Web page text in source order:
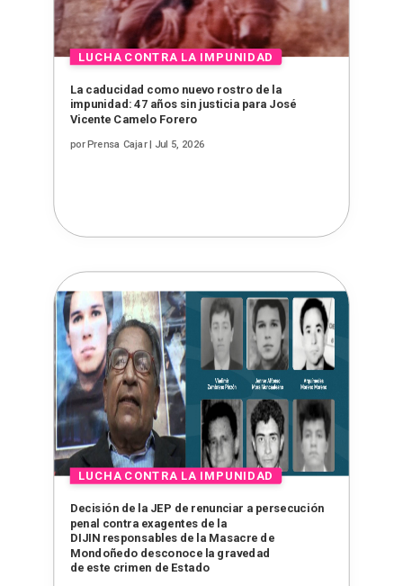
La caducidad como nuevo rostro de la
impunidad: 47 años sin justicia para José
Vicente Camelo Forero
porPrensa Cajar| Jul 5, 2026
Decisión de la JEP de renunciar a persecución
penal contra exagentes de la
DIJIN responsables de la Masacre de
Mondoñedo desconoce la gravedad
de este crimen de Estado